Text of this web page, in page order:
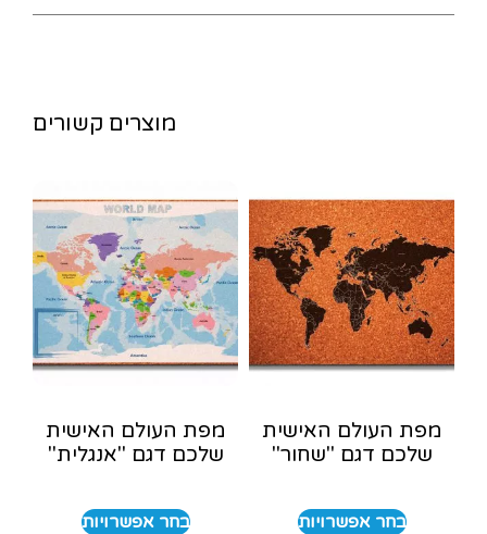
מוצרים קשורים
מפת העולם האישית
שלכם דגם "שחור"
בחר אפשרויות
מפת העולם האישית
שלכם דגם "אנגלית"
בחר אפשרויות